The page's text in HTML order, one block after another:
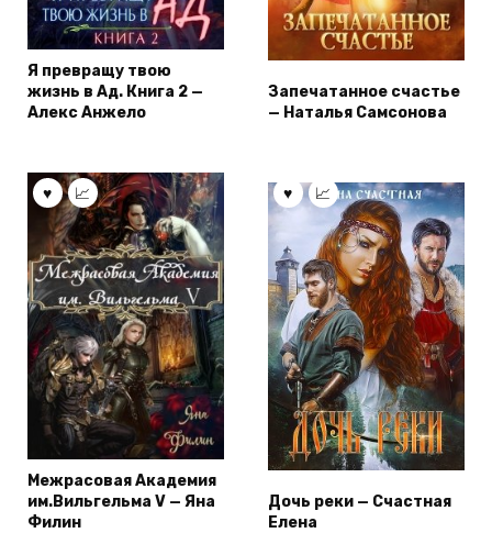
Я превращу твою
жизнь в Ад. Книга 2 —
Алекс Анжело
Запечатанное счастье
— Наталья Самсонова
Межрасовая Академия
им.Вильгельма V — Яна
Филин
Дочь реки — Счастная
Елена